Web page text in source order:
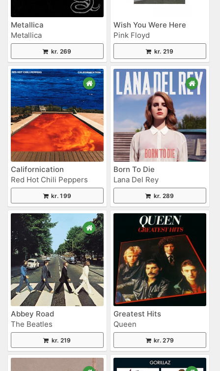
Metallica
Metallica
kr. 269
Wish You Were Here
Pink Floyd
kr. 219
Californication
Red Hot Chili Peppers
kr. 199
Born To Die
Lana Del Rey
kr. 289
Abbey Road
The Beatles
kr. 219
Greatest Hits
Queen
kr. 279